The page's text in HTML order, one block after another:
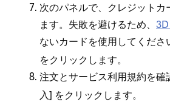
次のパネルで⁠、クレジ⁠ットカ⁠
ます⁠。失敗を避けるため⁠、
ないカ⁠ードを使用してくださ
をクリ⁠ックします⁠。
注文とサ⁠ービス利用規約を確
入⁠] をクリ⁠ックします⁠。